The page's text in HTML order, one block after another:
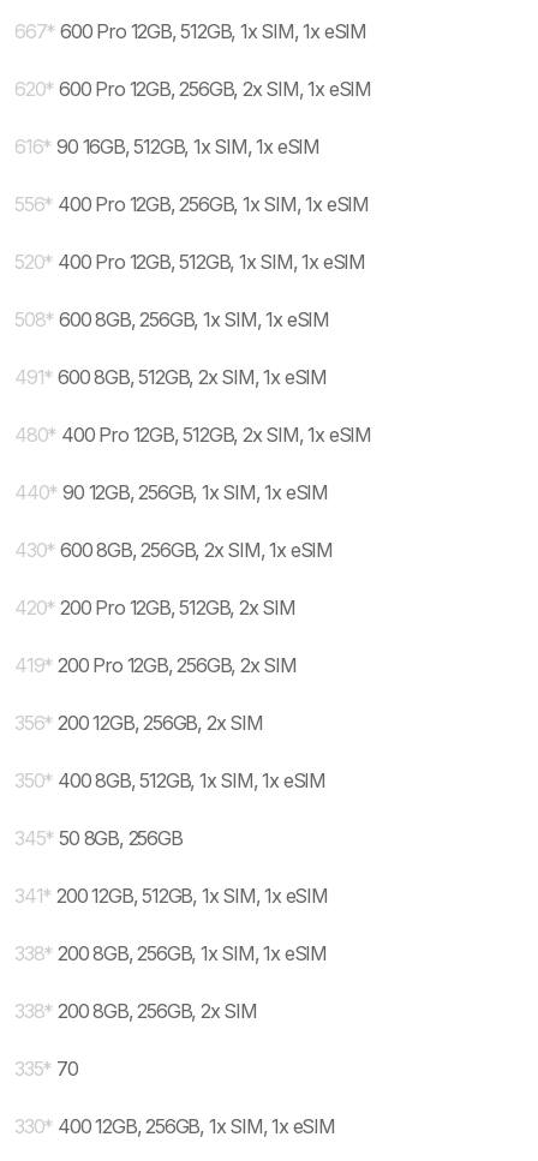
667* 600 Pro 12GB, 512GB, 1x SIM, 1x eSIM
620* 600 Pro 12GB, 256GB, 2x SIM, 1x eSIM
616* 90 16GB, 512GB, 1x SIM, 1x eSIM
556* 400 Pro 12GB, 256GB, 1x SIM, 1x eSIM
520* 400 Pro 12GB, 512GB, 1x SIM, 1x eSIM
508* 600 8GB, 256GB, 1x SIM, 1x eSIM
491* 600 8GB, 512GB, 2x SIM, 1x eSIM
480* 400 Pro 12GB, 512GB, 2x SIM, 1x eSIM
440* 90 12GB, 256GB, 1x SIM, 1x eSIM
430* 600 8GB, 256GB, 2x SIM, 1x eSIM
420* 200 Pro 12GB, 512GB, 2x SIM
419* 200 Pro 12GB, 256GB, 2x SIM
356* 200 12GB, 256GB, 2x SIM
350* 400 8GB, 512GB, 1x SIM, 1x eSIM
345* 50 8GB, 256GB
341* 200 12GB, 512GB, 1x SIM, 1x eSIM
338* 200 8GB, 256GB, 1x SIM, 1x eSIM
338* 200 8GB, 256GB, 2x SIM
335* 70
330* 400 12GB, 256GB, 1x SIM, 1x eSIM